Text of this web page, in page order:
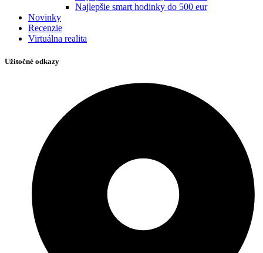
Najlepšie smart hodinky do 500 eur
Novinky
Recenzie
Virtuálna realita
Užitočné odkazy